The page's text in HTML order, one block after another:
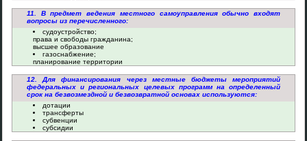
11. В предмет ведения местного самоуправления обычно входят
вопросы из перечисленного:
судоустройство;
права и свободы гражданина;
высшее образование
газоснабжение;
планирование территории
12. Для финансирования через местные бюджеты мероприятий
федеральных и региональных целевых программ на определенный
срок на безвозмездной и безвозвратной основах используются:
дотации
трансферты
субвенции
субсидии